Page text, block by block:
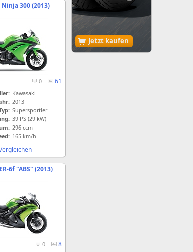
Jetzt kaufen
300 (2013)
61
0
Kawasaki
2013
Supersportler
39 PS (29 kW)
296 ccm
165 km/h
6f "ABS" (2013)
8
0